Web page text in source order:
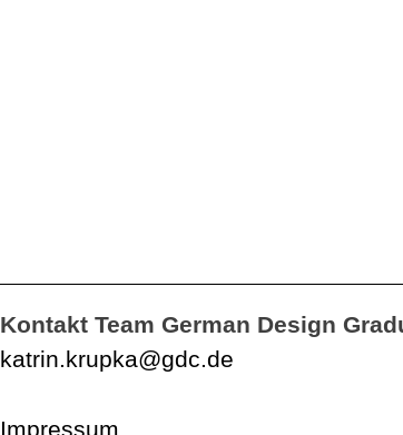
Kontakt Team German Design
katrin.krupka@gdc.de
Impressum